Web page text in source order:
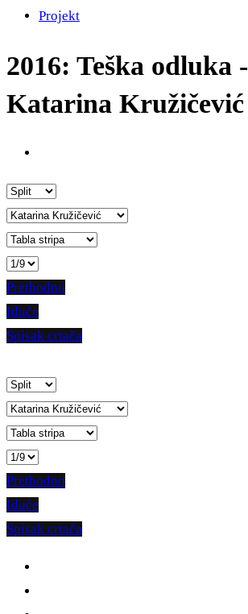
Projekt
2016: Teška odluka -
Katarina Kružičević
Prethodno
Iduće
Spisak crtača
Prethodno
Iduće
Spisak crtača